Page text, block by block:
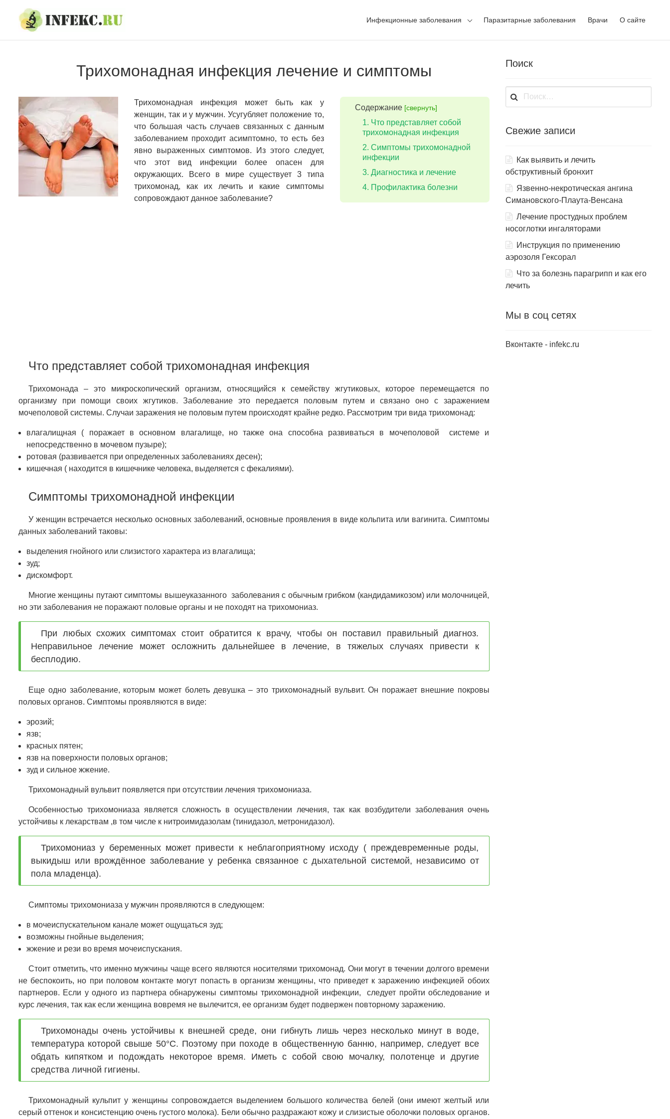
navigation
content
Инфекционные заболевания Паразитарные заболевания Врачи О сайте
Трихомонадная инфекция лечение и симптомы
Содержание [свернуть]
Что представляет собой
трихомонадная инфекция
Симптомы трихомонадной
инфекции
Диагностика и лечение
Профилактика болезни
Трихомонадная инфекция может быть как у
женщин, так и у мужчин. Усугубляет положение то,
что большая часть случаев связанных с данным
заболеванием проходит асимптомно, то есть без
явно выраженных симптомов. Из этого следует,
что этот вид инфекции более опасен для
окружающих. Всего в мире существует 3 типа
трихомонад, как их лечить и какие симптомы
сопровождают данное заболевание?
Что представляет собой трихомонадная инфекция
Трихомонада – это микроскопический организм, относящийся к семейству жгутиковых, которое перемещается по
организму при помощи своих жгутиков. Заболевание это передается половым путем и связано оно с заражением
мочеполовой системы. Случаи заражения не половым путем происходят крайне редко. Рассмотрим три вида трихомонад:
влагалищная ( поражает в основном влагалище, но также она способна развиваться в мочеполовой системе и
непосредственно в мочевом пузыре);
ротовая (развивается при определенных заболеваниях десен);
кишечная ( находится в кишечнике человека, выделяется с фекалиями).
Симптомы трихомонадной инфекции
У женщин встречается несколько основных заболеваний, основные проявления в виде кольпита или вагинита. Симптомы
данных заболеваний таковы:
выделения гнойного или слизистого характера из влагалища;
зуд;
дискомфорт.
Многие женщины путают симптомы вышеуказанного заболевания с обычным грибком (кандидамикозом) или молочницей,
но эти заболевания не поражают половые органы и не походят на трихомониаз.
При любых схожих симптомах стоит обратится к врачу, чтобы он поставил правильный диагноз.
Неправильное лечение может осложнить дальнейшее в лечение, в тяжелых случаях привести к
бесплодию.
Еще одно заболевание, которым может болеть девушка – это трихомонадный вульвит. Он поражает внешние покровы
половых органов. Симптомы проявляются в виде:
эрозий;
язв;
красных пятен;
язв на поверхности половых органов;
зуд и сильное жжение.
Трихомонадный вульвит появляется при отсутствии лечения трихомониаза.
Особенностью трихомониаза является сложность в осуществлении лечения, так как возбудители заболевания очень
устойчивы к лекарствам ,в том числе к нитроимидазолам (тинидазол, метронидазол).
Трихомониаз у беременных может привести к неблагоприятному исходу ( преждевременные роды,
выкидыш или врождённое заболевание у ребенка связанное с дыхательной системой, независимо от
пола младенца).
Симптомы трихомониаза у мужчин проявляются в следующем:
в мочеиспускательном канале может ощущаться зуд;
возможны гнойные выделения;
жжение и рези во время мочеиспускания.
Стоит отметить, что именно мужчины чаще всего являются носителями трихомонад. Они могут в течении долгого времени
не беспокоить, но при половом контакте могут попасть в организм женщины, что приведет к заражению инфекцией обоих
партнеров. Если у одного из партнера обнаружены симптомы трихомонадной инфекции, следует пройти обследование и
курс лечения, так как если женщина вовремя не вылечится, ее организм будет подвержен повторному заражению.
Трихомонады очень устойчивы к внешней среде, они гибнуть лишь через несколько минут в воде,
температура которой свыше 50°C. Поэтому при походе в общественную банню, например, следует все
обдать кипятком и подождать некоторое время. Иметь с собой свою мочалку, полотенце и другие
средства личной гигиены.
Трихомонадный кульпит у женщины сопровождается выделением большого количества белей (они имеют желтый или
серый оттенок и консистенцию очень густого молока). Бели обычно раздражают кожу и слизистые оболочки половых органов.
Поиск
Найти:
Свежие записи
Как выявить и лечить
обструктивный бронхит
Язвенно-некротическая ангина
Симановского-Плаута-Венсана
Лечение простудных проблем
носоглотки ингаляторами
Инструкция по применению
аэрозоля Гексорал
Что за болезнь парагрипп и как его
лечить
Мы в соц сетях
Вконтакте - infekc.ru